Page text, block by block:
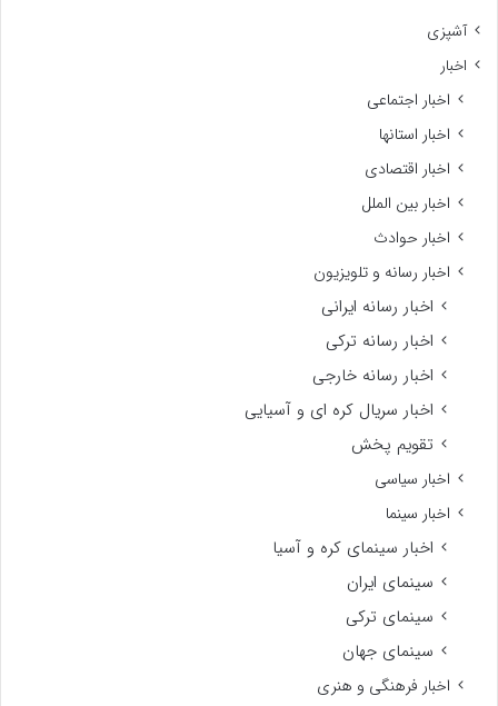
آشپزی
اخبار
اخبار اجتماعی
اخبار استانها
اخبار اقتصادی
اخبار بین الملل
اخبار حوادث
اخبار رسانه و تلویزیون
اخبار رسانه ایرانی
اخبار رسانه ترکی
اخبار رسانه خارجی
اخبار سریال کره ای و آسیایی
تقویم پخش
اخبار سیاسی
اخبار سینما
اخبار سینمای کره و آسیا
سینمای ایران
سینمای ترکی
سینمای جهان
اخبار فرهنگی و هنری